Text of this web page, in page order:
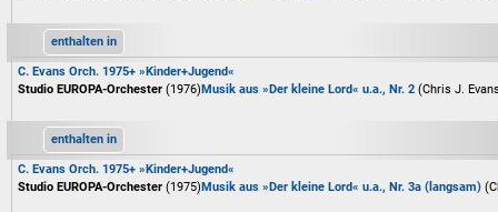
enthalten in
C. Evans Orch. 1975+ »Kinder+Jugend«
Studio EUROPA-Orchester (1976)Musik aus »Der kleine Lord« u.a., Nr. 2 (Chris J.
enthalten in
C. Evans Orch. 1975+ »Kinder+Jugend«
Studio EUROPA-Orchester (1975)Musik aus »Der kleine Lord« u.a., Nr. 3a (langsam)